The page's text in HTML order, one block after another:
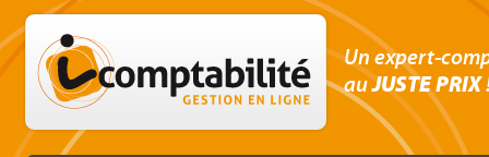
Un expert-
auJUSTE PRIX